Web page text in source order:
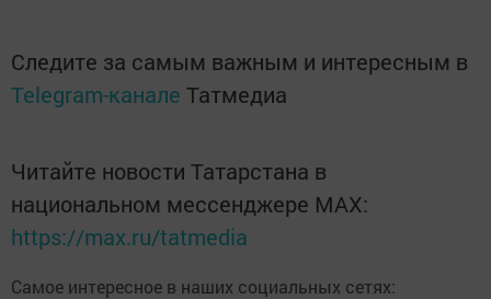
Следите за самым важным и интересным в
Telegram-канале Татмедиа
Читайте новости Татарстана в
национальном мессенджере MАХ:
https://max.ru/tatmedia
Самое интересное в наших социальных сетях: